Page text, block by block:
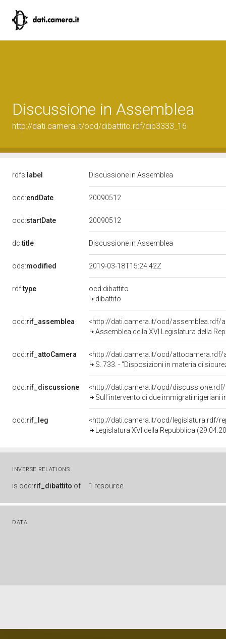
Discussione in Assemblea
http://dati.camera.it/ocd/dibattito.rdf/dib3333_16
rdfs: label Discussione in Assemblea
ocd:endDate 20090512
ocd:startDate 20090512
dc:title Discussione in Assemblea
ods:modified 2019-03-18T15:24:42Z
rdf:type
ocd:dibattito
dibattito
ocd:rif_assemblea
<http://dati.camera.it/ocd/assemblea.rdf/
Assemblea della XVI Legislatura della
ocd:rif_attoCamera
<http://dati.camera.it/ocd/attocamera.rdf/
S. 733. - "Disposizioni in materia di
ocd:rif_discussione
<http://dati.camera.it/ocd/discussione.rdf/
Sull´intervento di due immigrati nigeriani
ocd:rif_leg
<http://dati.camera.it/ocd/legislatura.rdf/
Legislatura XVI della Repubblica
INVERSE RELATIONS
is ocd:rif_dibattito of 1 resource
DATA